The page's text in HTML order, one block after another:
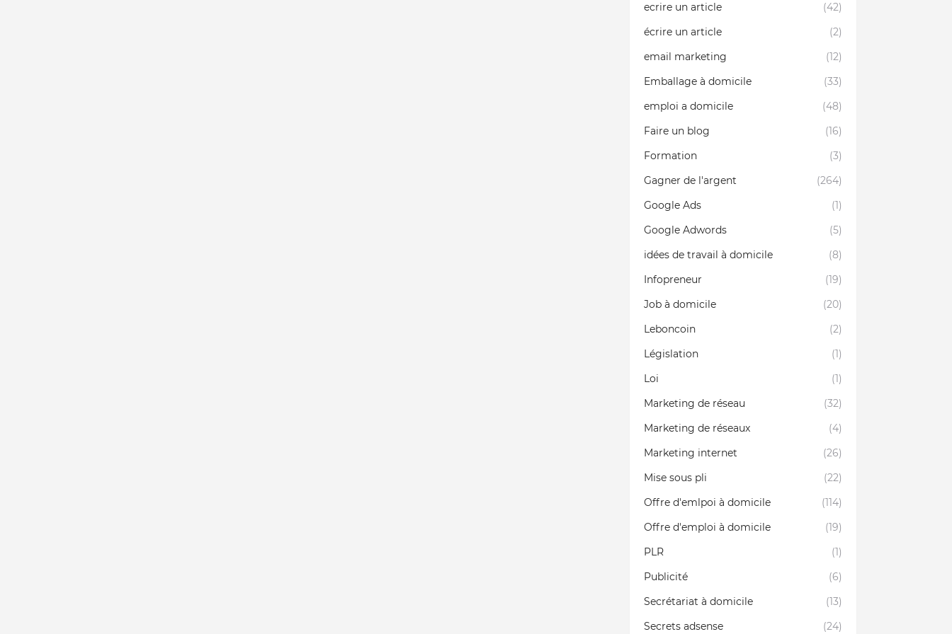
ecrire un article
(42)
écrire un article
(2)
email marketing
(12)
Emballage à domicile
(33)
emploi a domicile
(48)
Faire un blog
(16)
Formation
(3)
Gagner de l'argent
(264)
Google Ads
(1)
Google Adwords
(5)
idées de travail à domicile
(8)
Infopreneur
(19)
Job à domicile
(20)
Leboncoin
(2)
Législation
(1)
Loi
(1)
Marketing de réseau
(32)
Marketing de réseaux
(4)
Marketing internet
(26)
Mise sous pli
(22)
Offre d'emlpoi à domicile
(114)
Offre d'emploi à domicile
(19)
PLR
(1)
Publicité
(6)
Secrétariat à domicile
(13)
Secrets adsense
(24)